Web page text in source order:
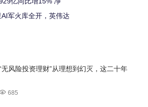
军火库全开，英伟达
无风险投资理财”从理想到幻灭，这二十年
685